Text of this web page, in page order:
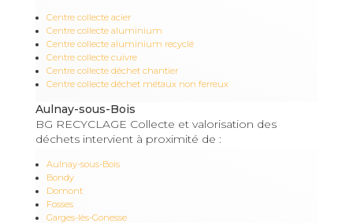
Centre collecte acier
Centre collecte aluminium
Centre collecte aluminium recyclé
Centre collecte cuivre
Centre collecte déchet chantier
Centre collecte déchet métaux non ferreux
Aulnay-sous-Bois
BG RECYCLAGE Collecte et valorisation des
déchets intervient à proximité de :
Aulnay-sous-Bois
Bondy
Domont
Fosses
Garges-lès-Gonesse